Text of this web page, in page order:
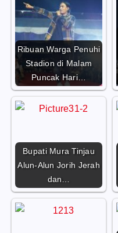
Ribuan Warga Penuhi
Stadion di Malam
Puncak Hari…
Bupati Mura Tinjau
Alun-Alun Jorih Jerah
dan…